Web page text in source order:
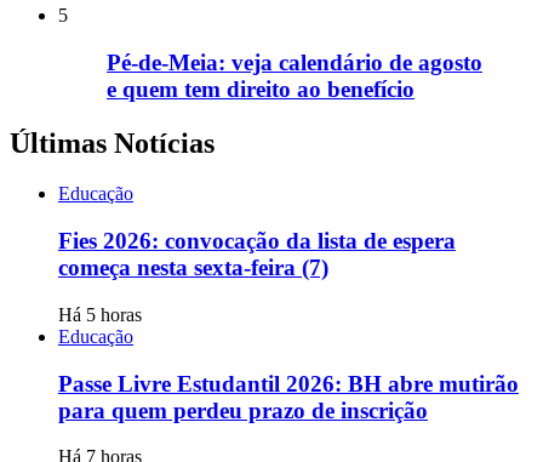
5
Pé-de-Meia: veja calendário de agosto
e quem tem direito ao benefício
Últimas Notícias
Educação
Fies 2026: convocação da lista de espera
começa nesta sexta-feira (7)
Há 5 horas
Educação
Passe Livre Estudantil 2026: BH abre mutirão
para quem perdeu prazo de inscrição
Há 7 horas